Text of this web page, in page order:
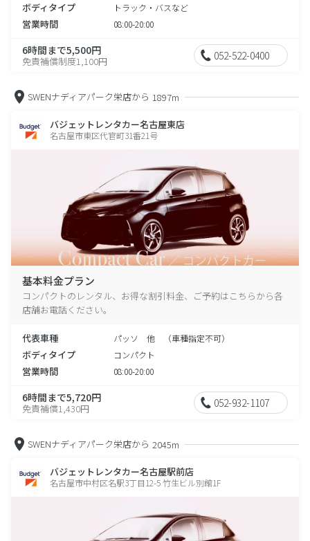
ボディタイプ トラック・バスなど
営業時間 08:00-20:00
6時間まで5,500円
免責補償制度1,100円 052-522-0400
SWENナディアパーク栄店から 1897m
バジェットレンタカー名古屋東店
名古屋市東区代官町31番21号
基本料金プラン
コンパクトのレンタル、お得な割引料金、ご予約はこちらから各
店舗お電話ください。
代表車種 パッソ 他 （車種指定不可）
ボディタイプ コンパクト
営業時間 08:00-20:00
6時間まで5,720円
免責補償1,430円 052-932-1107
SWENナディアパーク栄店から 2045m
バジェットレンタカー名古屋駅前店
名古屋市中村区名駅3丁目12-5 竹生ビル別館1F